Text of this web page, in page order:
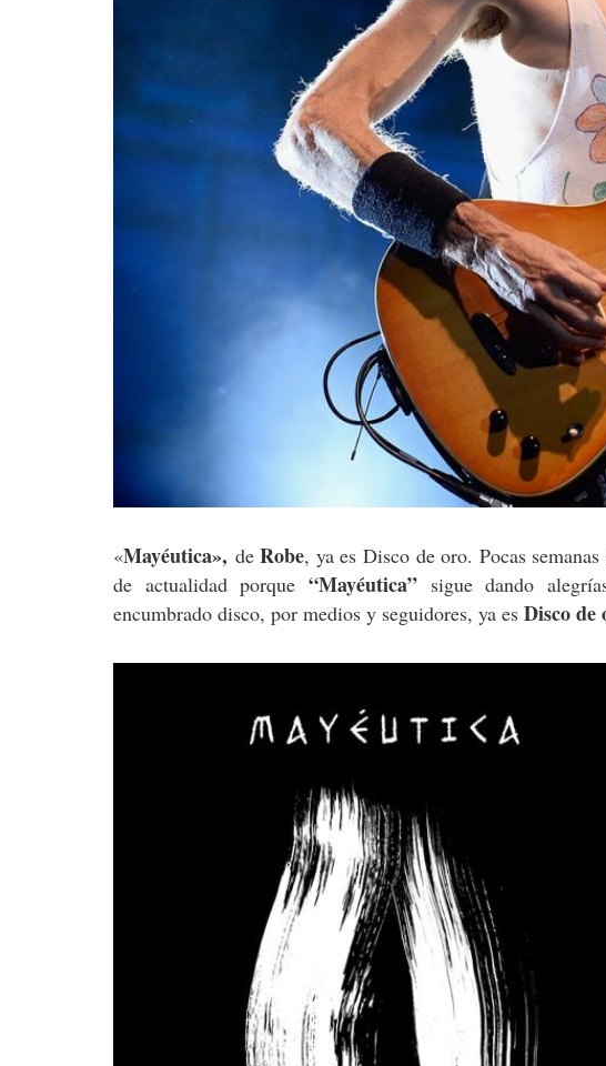
«Mayéutica», deRobe, ya es Disco de oro. Pocas
de actualidad porque“Mayéutica” sigue dando
encumbrado disco, por medios y seguidores, ya es Disco de